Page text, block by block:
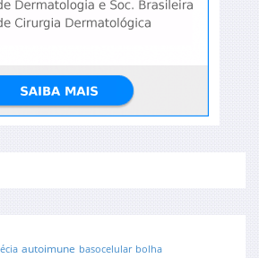
autoimune basocelular bolha